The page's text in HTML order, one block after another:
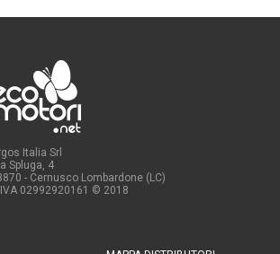
Italia Srl
Spluga, 4
- Cernusco Lombardone (LC)
IVA 02992920161 © 2018